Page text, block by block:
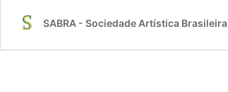
SABRA - Sociedade Artística Brasileira